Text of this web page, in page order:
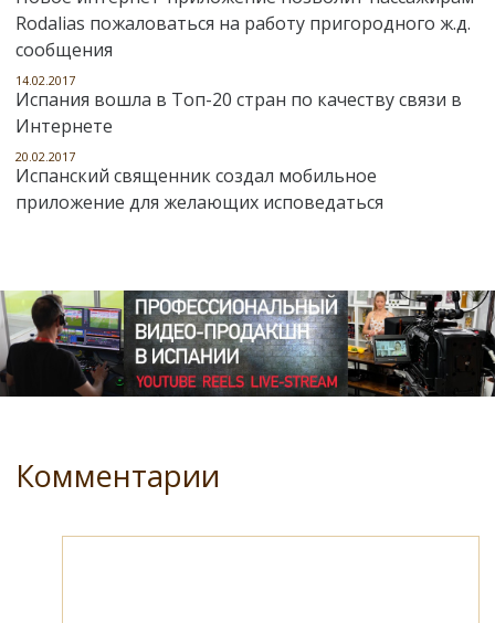
Rodalias пожаловаться на работу пригородного ж.д.
сообщения
14.02.2017
Испания вошла в Топ-20 стран по качеству связи в
Интернете
20.02.2017
Испанский священник создал мобильное
приложение для желающих исповедаться
Комментарии